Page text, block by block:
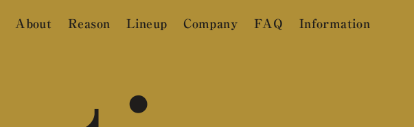
About Reason Lineup Company FAQ Information